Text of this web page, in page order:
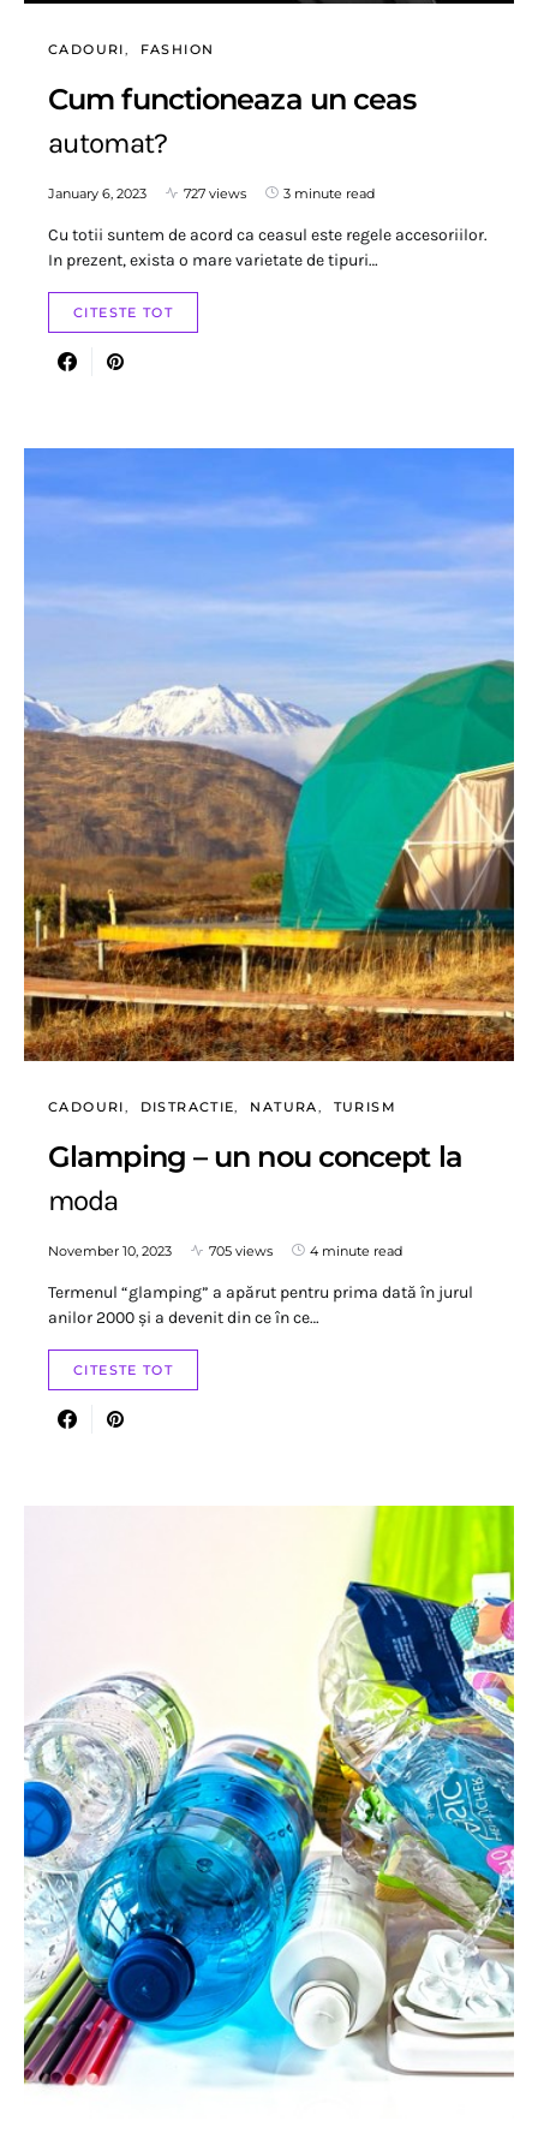
CADOURI FASHION
Cum functioneaza un ceas
automat?
January 6, 2023 727 views 3 minute read
Cu totii suntem de acord ca ceasul este regele accesoriilor.
In prezent, exista o mare varietate de tipuri…
CITESTE TOT
CADOURI DISTRACTIE NATURA TURISM
Glamping – un nou concept la
moda
November 10, 2023 705 views 4 minute read
Termenul “glamping” a apărut pentru prima dată în jurul
anilor 2000 și a devenit din ce în ce…
CITESTE TOT